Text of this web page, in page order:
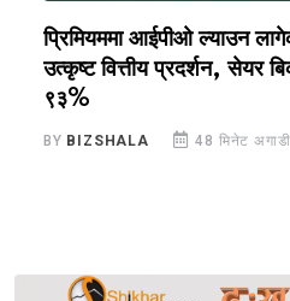
प्रिमियममा आईपीओ ल्याउन
उत्कृष्ट वित्तीय प्रदर्शन, सेयर
९३%
BY BIZSHALA 48 मिनेट अगाडी